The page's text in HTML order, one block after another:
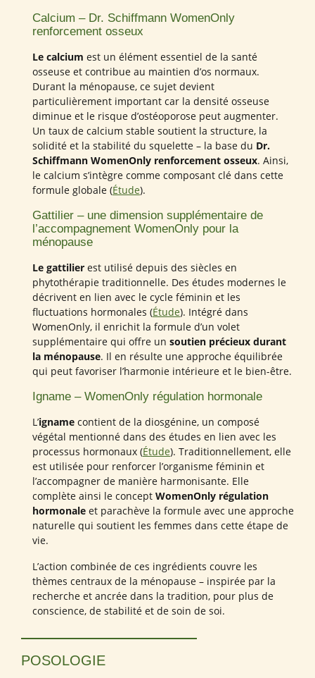
Calcium – Dr. Schiffmann WomenOnly
renforcement osseux
Le calcium est un élément essentiel de la santé
osseuse et contribue au maintien d’os normaux.
Durant la ménopause, ce sujet devient
particulièrement important car la densité osseuse
diminue et le risque d’ostéoporose peut augmenter.
Un taux de calcium stable soutient la structure, la
solidité et la stabilité du squelette – la base du Dr.
Schiffmann WomenOnly renforcement osseux. Ainsi,
le calcium s’intègre comme composant clé dans cette
formule globale (Étude).
Gattilier – une dimension supplémentaire de
l’accompagnement WomenOnly pour la
ménopause
Le gattilier est utilisé depuis des siècles en
phytothérapie traditionnelle. Des études modernes le
décrivent en lien avec le cycle féminin et les
fluctuations hormonales (Étude). Intégré dans
WomenOnly, il enrichit la formule d’un volet
supplémentaire qui offre un soutien précieux durant
la ménopause. Il en résulte une approche équilibrée
qui peut favoriser l’harmonie intérieure et le bien-être.
Igname – WomenOnly régulation hormonale
L’igname contient de la diosgénine, un composé
végétal mentionné dans des études en lien avec les
processus hormonaux (Étude). Traditionnellement, elle
est utilisée pour renforcer l’organisme féminin et
l’accompagner de manière harmonisante. Elle
complète ainsi le concept WomenOnly régulation
hormonale et parachève la formule avec une approche
naturelle qui soutient les femmes dans cette étape de
vie.
L’action combinée de ces ingrédients couvre les
thèmes centraux de la ménopause – inspirée par la
recherche et ancrée dans la tradition, pour plus de
conscience, de stabilité et de soin de soi.
POSOLOGIE